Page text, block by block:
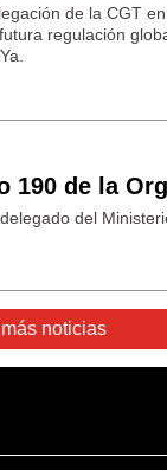
de la CGT
regulación
190 de la
del
noticias